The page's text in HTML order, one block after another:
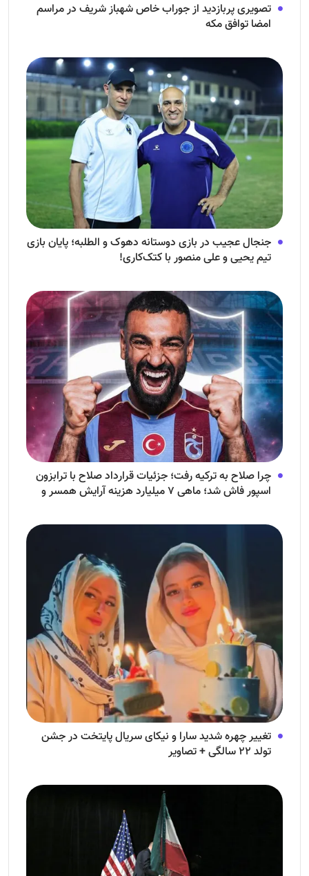
تصویری پربازدید از جوراب‌ خاص شهباز شریف در مراسم
امضا توافق‌ مکه
جنجال عجیب در بازی دوستانه دهوک و الطلبه؛ پایان بازی
تیم یحیی و علی منصور با کتک‌کاری!
چرا صلاح به ترکیه رفت؛ جزئیات قرارداد صلاح با ترابزون
اسپور فاش شد؛ ماهی ۷ میلیارد هزینه آرایش همسر و
تغییر چهره شدید سارا و نیکای سریال پایتخت در جشن
تولد ۲۲ سالگی + تصاویر